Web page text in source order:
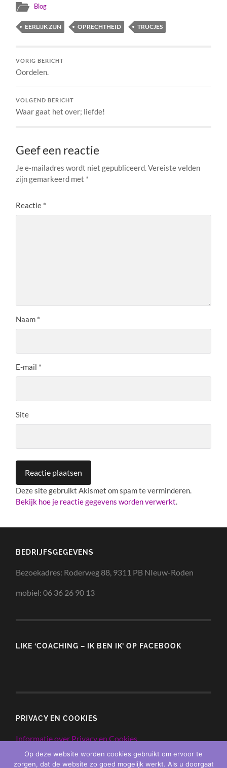
Blog
EERLIJK ZIJN OPRECHTHEID TRUCJES
VORIG BERICHT
Oordelen.
VOLGEND BERICHT
Waar gaat het over; liefde!
Geef een reactie
Je e-mailadres wordt niet gepubliceerd.Vereiste velden
zijn gemarkeerd met *
Reactie *
Naam *
E-mail *
Site
Deze site gebruikt Akismet om spam te verminderen.
Bekijk hoe je reactie gegevens worden verwerkt.
BEDRIJFSGEGEVENS
Bezoekadres: Roderweg 88, 9311 PB NIeuw-Roden
mobiel: 06 36 26 90 13
LIKE ‘COACHING – IK BEN IK’ OP FACEBOOK
PRIVACY EN COOKIES
Informatie over Privacy en Cookies
Hoi bezoeker,
Op deze website worden cookies gebruikt om ervoor te
zorgen, dat de website zo goed mogelijk werkt. Als u doorgaat